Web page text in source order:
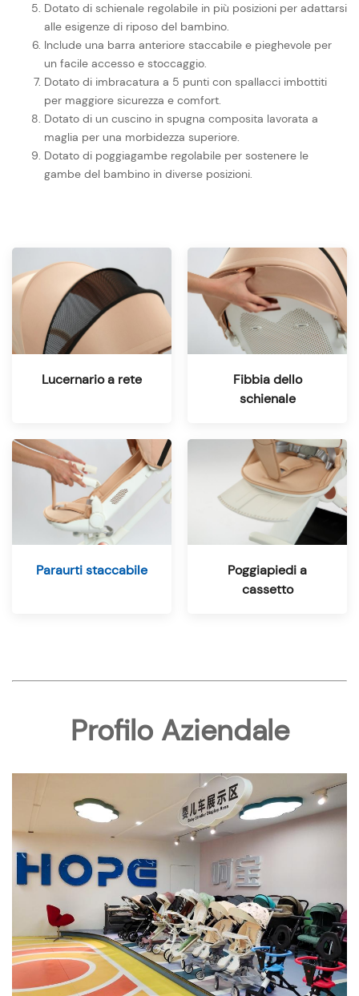
Dotato di schienale regolabile in più posizioni per adattarsi
alle esigenze di riposo del bambino.
Include una barra anteriore staccabile e pieghevole per
un facile accesso e stoccaggio.
Dotato di imbracatura a 5 punti con spallacci imbottiti
per maggiore sicurezza e comfort.
Dotato di un cuscino in spugna composita lavorata a
maglia per una morbidezza superiore.
Dotato di poggiagambe regolabile per sostenere le
gambe del bambino in diverse posizioni.
Lucernario a rete
Fibbia dello
schienale
Paraurti staccabile
Poggiapiedi a
cassetto
Profilo Aziendale